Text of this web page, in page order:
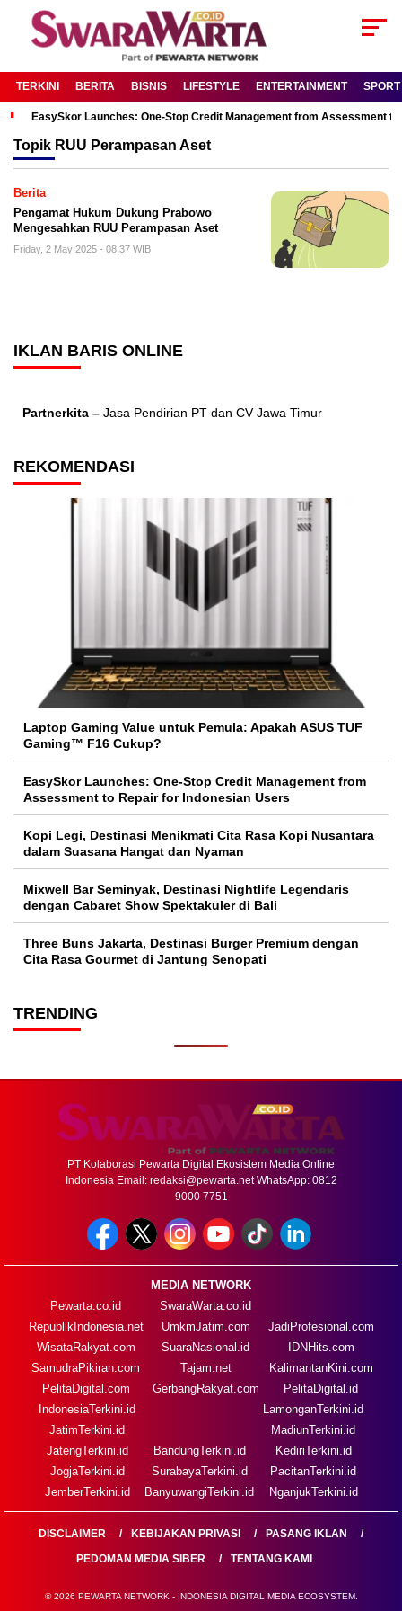
TERKINI BERITA BISNIS LIFESTYLE ENTERTAINMENT SPORT
EasySkor Launches: One-Stop Credit Management from Assessment
Topik RUU Perampasan Aset
Berita
Pengamat Hukum Dukung Prabowo
Mengesahkan RUU Perampasan Aset
Friday, 2 May 2025 - 08:37 WIB
IKLAN BARIS ONLINE
Partnerkita – Jasa Pendirian PT dan CV Jawa Timur
REKOMENDASI
Laptop Gaming Value untuk Pemula: Apakah ASUS TUF
Gaming™ F16 Cukup?
EasySkor Launches: One-Stop Credit Management from
Assessment to Repair for Indonesian Users
Kopi Legi, Destinasi Menikmati Cita Rasa Kopi Nusantara
dalam Suasana Hangat dan Nyaman
Mixwell Bar Seminyak, Destinasi Nightlife Legendaris
dengan Cabaret Show Spektakuler di Bali
Three Buns Jakarta, Destinasi Burger Premium dengan
Cita Rasa Gourmet di Jantung Senopati
TRENDING
PT Kolaborasi Pewarta Digital Ekosistem Media Online
Indonesia Email: redaksi@pewarta.netWhatsApp: 0812
9000 7751
MEDIA NETWORK
Pewarta.co.id
RepublikIndonesia.net
WisataRakyat.com
SamudraPikiran.com
PelitaDigital.com
SwaraWarta.co.id
UmkmJatim.com
SuaraNasional.id
Tajam.net
GerbangRakyat.com
JadiProfesional.com
IDNHits.com
KalimantanKini.com
PelitaDigital.id
IndonesiaTerkini.id
JatimTerkini.id
JatengTerkini.id
JogjaTerkini.id
JemberTerkini.id
BandungTerkini.id
SurabayaTerkini.id
BanyuwangiTerkini.id
LamonganTerkini.id
MadiunTerkini.id
KediriTerkini.id
PacitanTerkini.id
NganjukTerkini.id
DISCLAIMER KEBIJAKAN PRIVASI
PASANG IKLAN
PEDOMAN MEDIA SIBER
TENTANG KAMI
© 2026 PEWARTA NETWORK - INDONESIA DIGITAL MEDIA ECOSYSTEM.